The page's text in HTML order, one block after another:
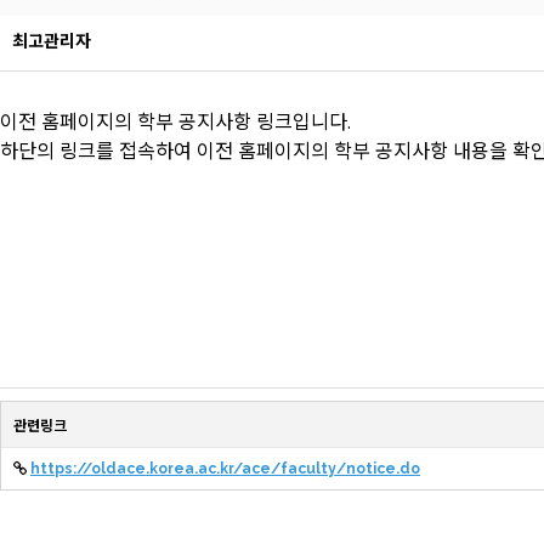
최고관리자
이전 홈페이지의 학부 공지사항 링크입니다.
하단의 링크를 접속하여 이전 홈페이지의 학부 공지사항 내용을 확
관련링크
https://oldace.korea.ac.kr/ace/faculty/notice.do